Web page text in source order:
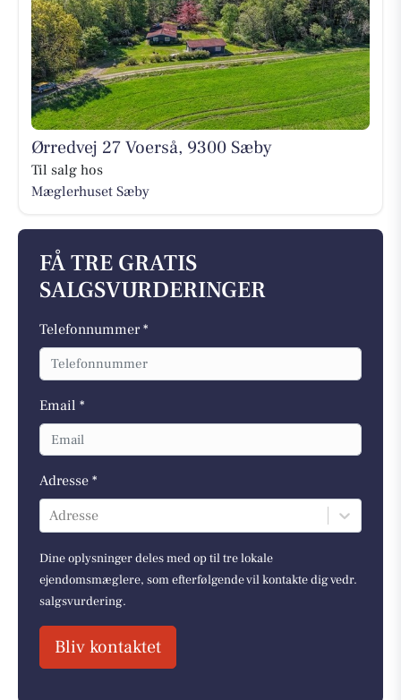
Ørredvej 27 Voerså, 9300 Sæby
Til salg hos
Mæglerhuset Sæby
FÅ TRE GRATIS
SALGSVURDERINGER
Telefonnummer *
Email *
Adresse *
Adresse
Dine oplysninger deles med op til tre lokale
ejendomsmæglere, som efterfølgende vil kontakte dig vedr.
salgsvurdering.
Bliv kontaktet